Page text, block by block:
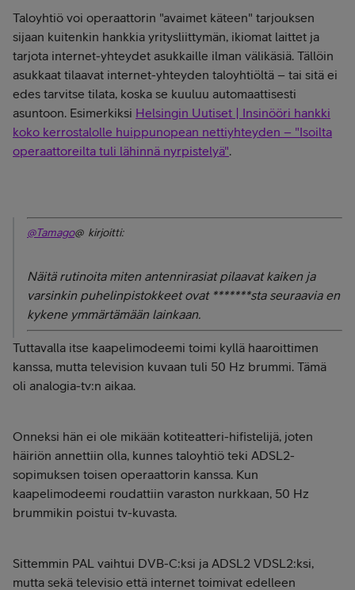
Taloyhtiö voi operaattorin "avaimet käteen" tarjouksen
sijaan kuitenkin hankkia yritysliittymän, ikiomat laittet ja
tarjota internet-yhteydet asukkaille ilman välikäsiä. Tällöin
asukkaat tilaavat internet-yhteyden taloyhtiöltä – tai sitä ei
edes tarvitse tilata, koska se kuuluu automaattisesti
asuntoon. Esimerkiksi Helsingin Uutiset | Insinööri hankki
koko kerrostalolle huippunopean nettiyhteyden – "Isoilta
operaattoreilta tuli lähinnä nyrpistelyä".
@Tamago@ kirjoitti:
Näitä rutinoita miten antennirasiat pilaavat kaiken ja
varsinkin puhelinpistokkeet ovat *******sta seuraavia en
kykene ymmärtämään lainkaan.
Tuttavalla itse kaapelimodeemi toimi kyllä haaroittimen
kanssa, mutta television kuvaan tuli 50 Hz brummi. Tämä
oli analogia-tv:n aikaa.
Onneksi hän ei ole mikään kotiteatteri-hifistelijä, joten
häiriön annettiin olla, kunnes taloyhtiö teki ADSL2-
sopimuksen toisen operaattorin kanssa. Kun
kaapelimodeemi roudattiin varaston nurkkaan, 50 Hz
brummikin poistui tv-kuvasta.
Sittemmin PAL vaihtui DVB-C:ksi ja ADSL2 VDSL2:ksi,
mutta sekä televisio että internet toimivat edelleen